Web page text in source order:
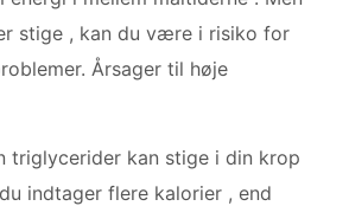
stige , kan du være i risiko for
Årsager til høje
triglycerider kan stige i din krop
indtager flere kalorier , end